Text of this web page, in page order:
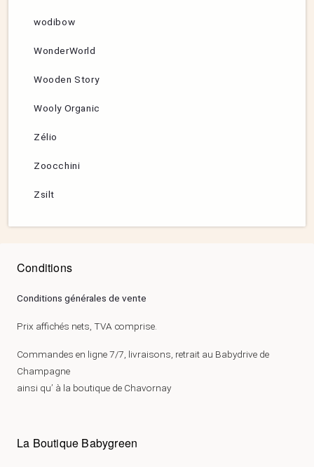
wodibow
WonderWorld
Wooden Story
Wooly Organic
Zélio
Zoocchini
Zsilt
Conditions
Conditions générales de vente
Prix affichés nets, TVA comprise.
Commandes en ligne 7/7, livraisons, retrait au Babydrive de
Champagne
ainsi qu’ à la boutique de Chavornay
La Boutique Babygreen